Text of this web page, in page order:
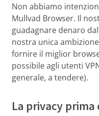
Non abbiamo
Mullvad Browser. Il
guadagnare denaro
nostra unica
fornire il miglior
possibile agli utenti
generale, a tendere).
La privacy